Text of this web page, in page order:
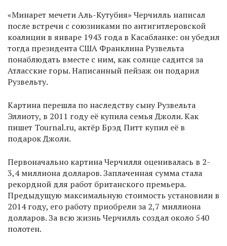
«Минарет мечети Аль-Кутубия» Черчилль написал
после встречи с союзниками по антигитлеровской
коалиции в январе 1943 года в Касабланке: он убедил
тогда президента США Франклина Рузвельта
понаблюдать вместе с ним, как солнце садится за
Атласские горы. Написанный пейзаж он подарил
Рузвельту.
Картина перешла по наследству сыну Рузвельта
Эллиоту, в 2011 году её купила семья Джоли. Как
пишет Tournal.ru, актёр Брэд Питт купил её в
подарок Джоли.
Первоначально картина Черчилля оценивалась в 2-
3,4 миллиона долларов. Заплаченная сумма стала
рекордной для работ британского премьера.
Предыдущую максимальную стоимость установили в
2014 году, его работу приобрели за 2,7 миллиона
долларов. За всю жизнь Черчилль создал около 540
полотен.